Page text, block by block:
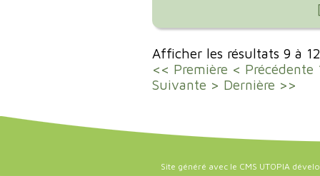
Afficher les résultats 9 à
<< Première < Précédente
Suivante > Dernière >>
Site généré avec le CMS UTOPIA